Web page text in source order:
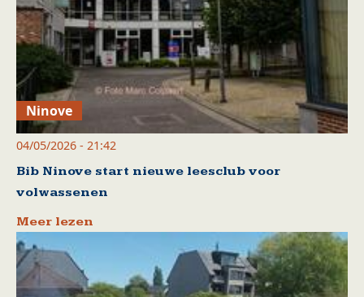
Ninove
04/05/2026 - 21:42
Bib Ninove start nieuwe leesclub voor
volwassenen
Meer lezen